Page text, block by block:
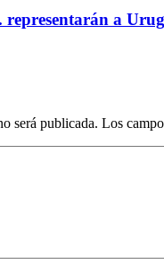
representarán a
será publicada. Los